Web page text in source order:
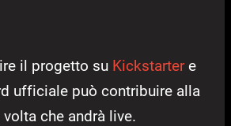
il progetto su Kickstartere
ufficiale può contribuire alla
che andrà live.